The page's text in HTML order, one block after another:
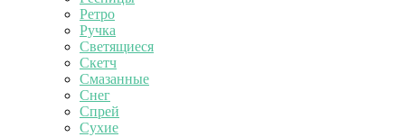
Ретро
Ручка
Светящиеся
Скетч
Смазанные
Снег
Спрей
Сухие